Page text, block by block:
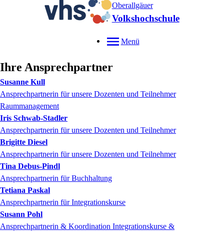
Oberallgäuer
Volkshochschule
Menü
Ihre Ansprechpartner
Susanne Kull
Ansprechpartnerin für unsere Dozenten und Teilnehmer
Raummanagement
Iris Schwab-Stadler
Ansprechpartnerin für unsere Dozenten und Teilnehmer
Brigitte Diesel
Ansprechpartnerin für unsere Dozenten und Teilnehmer
Tina Debus-Pindl
Ansprechpartnerin für Buchhaltung
Tetiana Paskal
Ansprechpartnerin für Integrationskurse
Susann Pohl
Ansprechpartnerin & Koordination Integrationskurse &